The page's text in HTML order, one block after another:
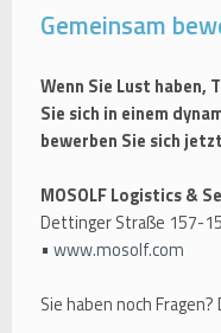
Gemeinsam
Wenn Sie Lust haben,
Sie sich in einem
bewerben Sie sich
MOSOLF Logistics &
Dettinger Straße 157-
• www.mosolf.com
Sie haben noch